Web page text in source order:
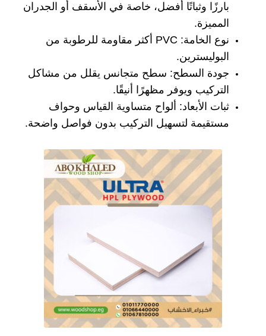
بارزًا وثباتًا أفضل، خاصة في الأسقف أو الجدران
المميزة.
نوع الخامة: PVC أكثر مقاومة للرطوبة من
البوليسترين.
جودة السطح: سطح متجانس يقلل من مشاكل
التركيب ويوفر مظهرًا أنيقًا.
ثبات الأبعاد: ألواح متساوية القياس وحواف
مستقيمة لتسهيل التركيب بدون فواصل واضحة.